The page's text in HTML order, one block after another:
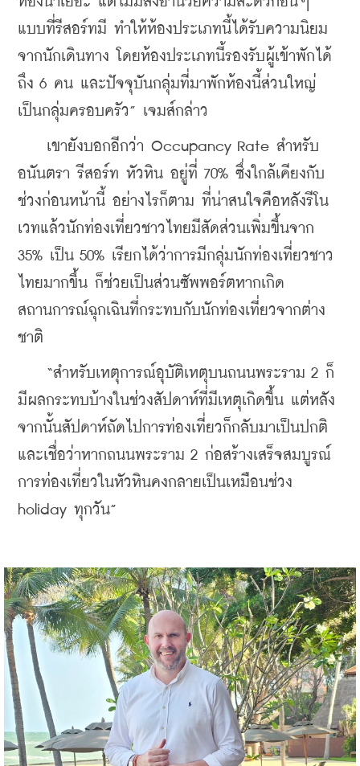
แบบที่รีสอร์ทมี ทำให้ห้องประเภทนี้ได้รับความนิยม
จากนักเดินทาง โดยห้องประเภทนี้รองรับผู้เข้าพักได้
ถึง 6 คน และปัจจุบันกลุ่มที่มาพักห้องนี้ส่วนใหญ่
เป็นกลุ่มครอบครัว” เจมส์กล่าว
เขายังบอกอีกว่า Occupancy Rate สำหรับ
อนันตรา รีสอร์ท หัวหิน อยู่ที่ 70% ซึ่งใกล้เคียงกับ
ช่วงก่อนหน้านี้ อย่างไรก็ตาม ที่น่าสนใจคือหลังรีโน
เวทแล้วนักท่องเที่ยวชาวไทยมีสัดส่วนเพิ่มขึ้นจาก
35% เป็น 50% เรียกได้ว่าการมีกลุ่มนักท่องเที่ยวชาว
ไทยมากขึ้น ก็ช่วยเป็นส่วนซัพพอร์ตหากเกิด
สถานการณ์ฉุกเฉินที่กระทบกับนักท่องเที่ยวจากต่าง
ชาติ
“สำหรับเหตุการณ์อุบัติเหตุบนถนนพระราม 2 ก็
มีผลกระทบบ้างในช่วงสัปดาห์ที่มีเหตุเกิดขึ้น แต่หลัง
จากนั้นสัปดาห์ถัดไปการท่องเที่ยวก็กลับมาเป็นปกติ
และเชื่อว่าหากถนนพระราม 2 ก่อสร้างเสร็จสมบูรณ์
การท่องเที่ยวในหัวหินคงกลายเป็นเหมือนช่วง
holiday ทุกวัน”